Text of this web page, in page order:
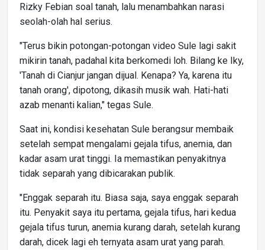
Rizky Febian soal tanah, lalu menambahkan narasi
seolah-olah hal serius.
"Terus bikin potongan-potongan video Sule lagi sakit
mikirin tanah, padahal kita berkomedi loh. Bilang ke Iky,
'Tanah di Cianjur jangan dijual. Kenapa? Ya, karena itu
tanah orang', dipotong, dikasih musik wah. Hati-hati
azab menanti kalian," tegas Sule.
Saat ini, kondisi kesehatan Sule berangsur membaik
setelah sempat mengalami gejala tifus, anemia, dan
kadar asam urat tinggi. Ia memastikan penyakitnya
tidak separah yang dibicarakan publik.
"Enggak separah itu. Biasa saja, saya enggak separah
itu. Penyakit saya itu pertama, gejala tifus, hari kedua
gejala tifus turun, anemia kurang darah, setelah kurang
darah, dicek lagi eh ternyata asam urat yang parah.